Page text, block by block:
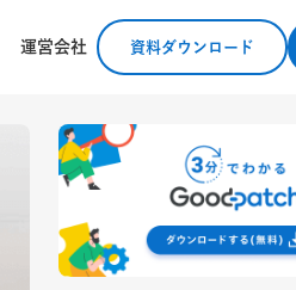
運営会社 資料ダウンロード